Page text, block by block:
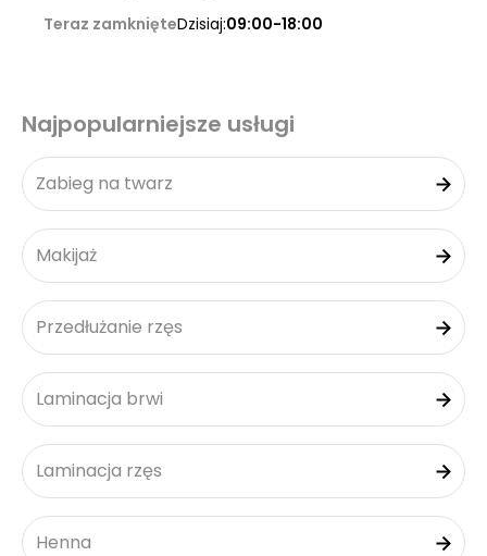
Teraz zamknięteDzisiaj:09:00-18:00
Najpopularniejsze usługi
Zabieg na twarz
Makijaż
Przedłużanie rzęs
Laminacja brwi
Laminacja rzęs
Henna